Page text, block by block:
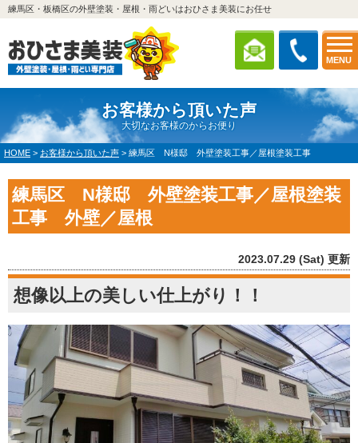
MENU
練馬区・板橋区の外壁塗装・屋根・雨どいはおひさま美装にお任せ
お客様から頂いた声
大切なお客様のからお便り
HOME > お客様から頂いた声 > 練馬区 N様邸 外壁塗装工事／屋根塗装工事
練馬区 N様邸 外壁塗装工事／屋根塗装
工事 外壁／屋根
2023.07.29 (Sat) 更新
想像以上の美しい仕上がり！！